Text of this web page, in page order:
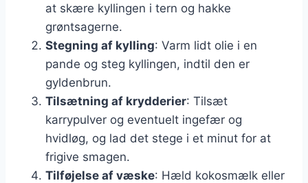
at skære kyllingen i tern og hakke
grøntsagerne.
Stegning af kylling: Varm lidt olie i en
pande og steg kyllingen, indtil den er
gyldenbrun.
Tilsætning af krydderier: Tilsæt
karrypulver og eventuelt ingefær og
hvidløg, og lad det stege i et minut for at
frigive smagen.
Tilføjelse af væske: Hæld kokosmælk eller